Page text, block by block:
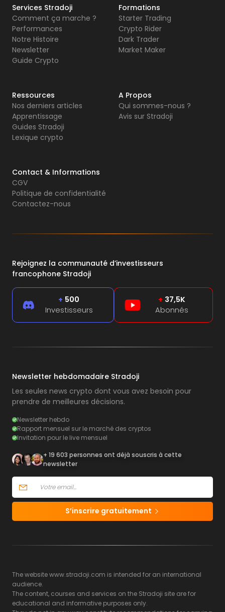
Services Stradoji
Comment ça marche ?
Performances
Notre Histoire
Newsletter
Guide Crypto
Formations
Starter Trading
Crypto Rider
Dark Trader
Market Maker
Ressources
Nos derniers articles
Apprentissage
Guides Stradoji
Lexique crypto
A Propos
Qui sommes-nous ?
Avis sur Stradoji
Contact & Informations
CGV
Politique de confidentialité
Contactez-nous
Rejoignez la communauté d’investisseurs
francophone Stradoji
+ 500
Investisseurs
+ 37,5K
Abonnés
Newsletter hebdomadaire Stradoji
Les seules news crypto dont vous avez besoin pour
prendre de meilleures décisions.
Newsletter hebdo
Rapport mensuel sur le marché des cryptos
Invitation pour le live mensuel
+ 19 603 personnes ont déjà souscris à cette
newsletter
S’inscrire gratuitement
The website www.stradoji.com is intended for an international
audience.
The content, courses and services on the Stradoji site are for
educational and informative purposes only.